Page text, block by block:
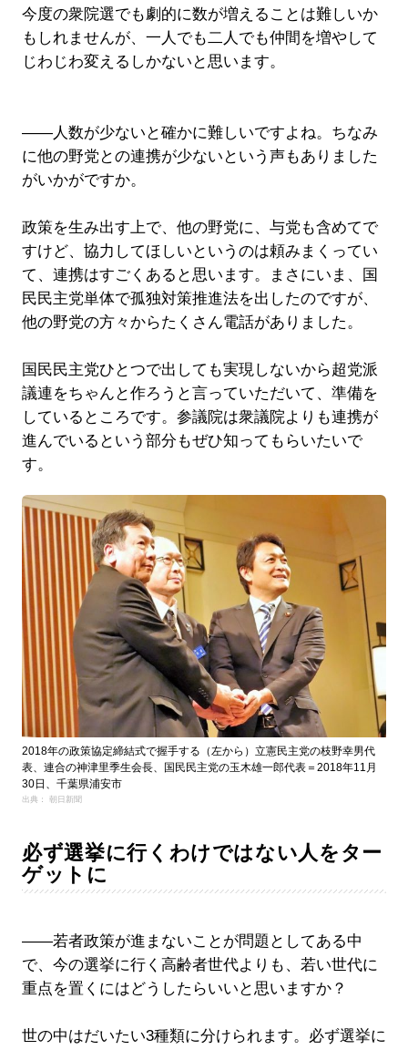
今度の衆院選でも劇的に数が増えることは難しいか
もしれませんが、一人でも二人でも仲間を増やして
じわじわ変えるしかないと思います。
――人数が少ないと確かに難しいですよね。ちなみ
に他の野党との連携が少ないという声もありました
がいかがですか。
政策を生み出す上で、他の野党に、与党も含めてで
すけど、協力してほしいというのは頼みまくってい
て、連携はすごくあると思います。まさにいま、国
民民主党単体で孤独対策推進法を出したのですが、
他の野党の方々からたくさん電話がありました。
国民民主党ひとつで出しても実現しないから超党派
議連をちゃんと作ろうと言っていただいて、準備を
しているところです。参議院は衆議院よりも連携が
進んでいるという部分もぜひ知ってもらいたいで
す。
2018年の政策協定締結式で握手する（左から）立憲民主党の枝野幸男代
表、連合の神津里季生会長、国民民主党の玉木雄一郎代表＝2018年11月
30日、千葉県浦安市
出典： 朝日新聞
必ず選挙に行くわけではない人をター
ゲットに
――若者政策が進まないことが問題としてある中
で、今の選挙に行く高齢者世代よりも、若い世代に
重点を置くにはどうしたらいいと思いますか？
世の中はだいたい3種類に分けられます。必ず選挙に